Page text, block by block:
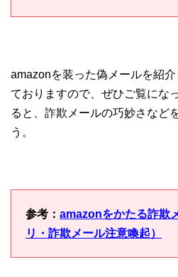
amazonを装った偽メールを紹
ておりますので、ぜひご覧にな
ると、詐欺メールの巧妙さなど
う。
参考： amazonをかたる詐欺
リ・詐欺メール注意喚起）